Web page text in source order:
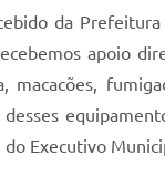
da
apoio
macacões,
Executivo